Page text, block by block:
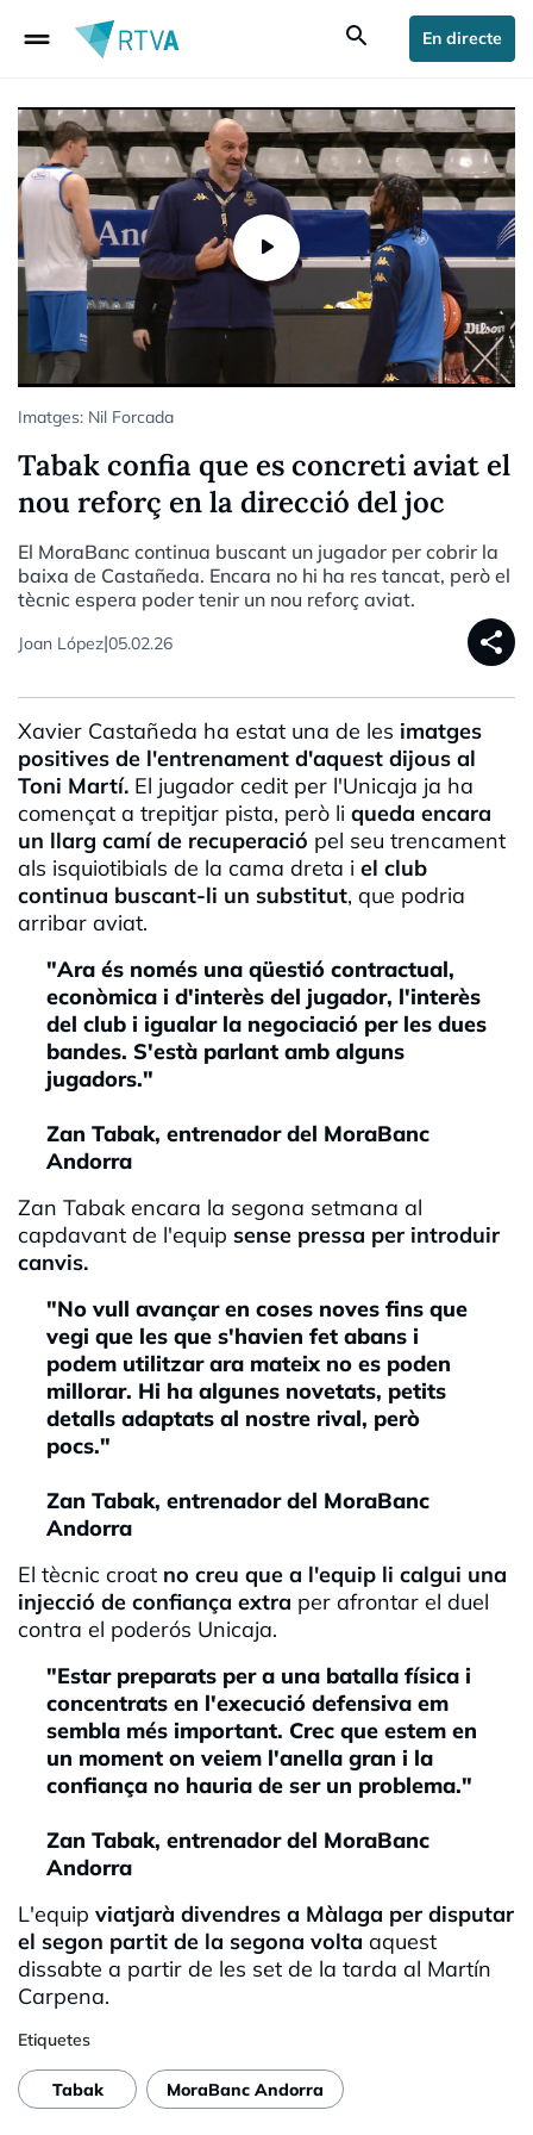
drag_handle search En directe
Imatges: Nil Forcada
Tabak confia que es concreti aviat el
nou reforç en la direcció del joc
El MoraBanc continua buscant un jugador per cobrir la
baixa de Castañeda. Encara no hi ha res tancat, però el
tècnic espera poder tenir un nou reforç aviat.
Joan López|05.02.26 share
Xavier Castañeda ha estat una de les imatges
positives de l'entrenament d'aquest dijous al
Toni Martí. El jugador cedit per l'Unicaja ja ha
començat a trepitjar pista, però li queda encara
un llarg camí de recuperació pel seu trencament
als isquiotibials de la cama dreta i el club
continua buscant-li un substitut, que podria
arribar aviat.
"Ara és només una qüestió contractual,
econòmica i d'interès del jugador, l'interès
del club i igualar la negociació per les dues
bandes. S'està parlant amb alguns
jugadors."
Zan Tabak, entrenador del MoraBanc
Andorra
Zan Tabak encara la segona setmana al
capdavant de l'equip sense pressa per introduir
canvis.
"No vull avançar en coses noves fins que
vegi que les que s'havien fet abans i
podem utilitzar ara mateix no es poden
millorar. Hi ha algunes novetats, petits
detalls adaptats al nostre rival, però
pocs."
Zan Tabak, entrenador del MoraBanc
Andorra
El tècnic croat no creu que a l'equip li calgui una
injecció de confiança extra per afrontar el duel
contra el poderós Unicaja.
"Estar preparats per a una batalla física i
concentrats en l'execució defensiva em
sembla més important. Crec que estem en
un moment on veiem l'anella gran i la
confiança no hauria de ser un problema."
Zan Tabak, entrenador del MoraBanc
Andorra
L'equip viatjarà divendres a Màlaga per disputar
el segon partit de la segona volta aquest
dissabte a partir de les set de la tarda al Martín
Carpena.
Etiquetes
Tabak MoraBanc Andorra